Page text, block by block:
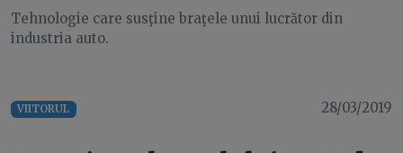
Tehnologie care susţine braţele unui lucrător din
industria auto.
VIITORUL 28/03/2019